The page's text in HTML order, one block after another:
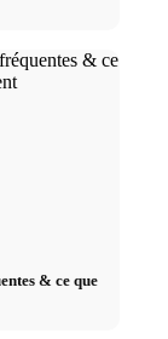
& ce que